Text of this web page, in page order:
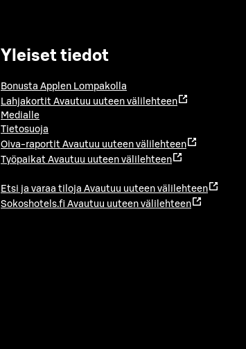
Yleiset tiedot
Bonusta Applen Lompakolla
Lahjakortit Avautuu uuteen välilehteen
Medialle
Tietosuoja
Oiva-raportit Avautuu uuteen välilehteen
Työpaikat Avautuu uuteen välilehteen
Etsi ja varaa tiloja Avautuu uuteen välilehteen
Sokoshotels.fi Avautuu uuteen välilehteen